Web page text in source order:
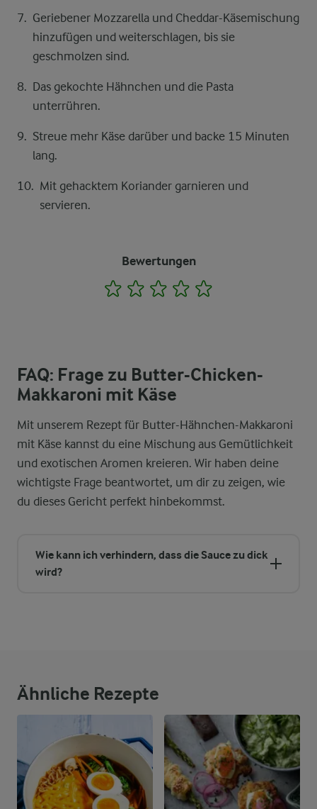
Geriebener Mozzarella und Cheddar-Käsemischung
hinzufügen und weiterschlagen, bis sie
geschmolzen sind.
Das gekochte Hähnchen und die Pasta
unterrühren.
Streue mehr Käse darüber und backe 15 Minuten
lang.
Mit gehacktem Koriander garnieren und
servieren.
Bewertungen
1 2 3 4
FAQ: Frage zu Butter-Chicken-
Makkaroni mit Käse
Mit unserem Rezept für Butter-Hähnchen-Makkaroni
mit Käse kannst du eine Mischung aus Gemütlichkeit
und exotischen Aromen kreieren. Wir haben deine
wichtigste Frage beantwortet, um dir zu zeigen, wie
du dieses Gericht perfekt hinbekommst.
Wie kann ich verhindern, dass die Sauce zu dick
wird?
Ähnliche Rezepte